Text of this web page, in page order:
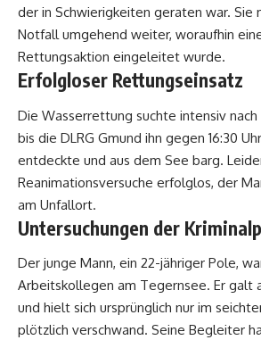
der in Schwierigkeiten geraten war. Sie
Notfall umgehend weiter, woraufhin
Rettungsaktion eingeleitet wurde.
Erfolgloser Rettungseinsatz
Die Wasserrettung suchte intensiv
bis die DLRG Gmund ihn gegen 16:30
entdeckte und aus dem See barg.
Reanimationsversuche erfolglos, der
am Unfallort.
Untersuchungen der
Der junge Mann, ein 22-jähriger Pole,
Arbeitskollegen am Tegernsee. Er galt
und hielt sich ursprünglich nur im
plötzlich verschwand. Seine Begleiter